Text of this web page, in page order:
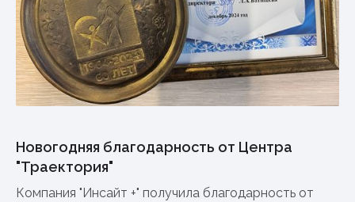
Новогодняя благодарность от Центра
"Траектория"
Компания "Инсайт +" получила благодарность от